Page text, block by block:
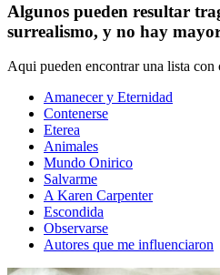
Algunos pueden resultar
surrealismo, y no hay
Aqui pueden encontrar una lista con
Amanecer y Eternidad
Contenerse
Eterea
Animales
Mundo Onirico
Salvarme
A Karen Carpenter
Escondida
Observarse
Autores que me influenciaron